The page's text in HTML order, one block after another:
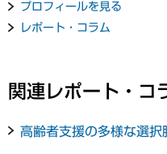
プロフィールを見る
レポート・コラム
関連レポート・コ
高齢者支援の多様な選択